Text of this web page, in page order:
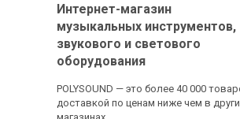
Интернет-магазин
музыкальных инструментов,
звукового и светового
оборудования
POLYSOUND — это более 40 000
доставкой по ценам ниже чем в